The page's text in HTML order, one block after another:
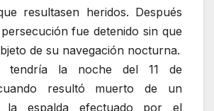
resultasen heridos. Después
fue detenido sin que
de su navegación nocturna.
tendría la noche del 11 de
resultó muerto de un
la espalda efectuado por el